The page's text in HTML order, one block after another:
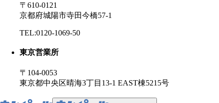
〒610-0121
京都府城陽市寺田今橋57-1
TEL:0120-1069-50
東京営業所
〒104-0053
東京都中央区晴海3丁目13-1 EAST棟5215号